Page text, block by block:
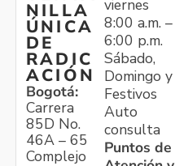
NILLA
ÚNICA
DE
RADIC
ACIÓN
Bogotá:
Carrera
85D No.
46A – 65
Complejo
viernes
8:00 a.m. –
6:00 p.m.
Sábado,
Domingo y
Festivos
Auto
consulta
Puntos de